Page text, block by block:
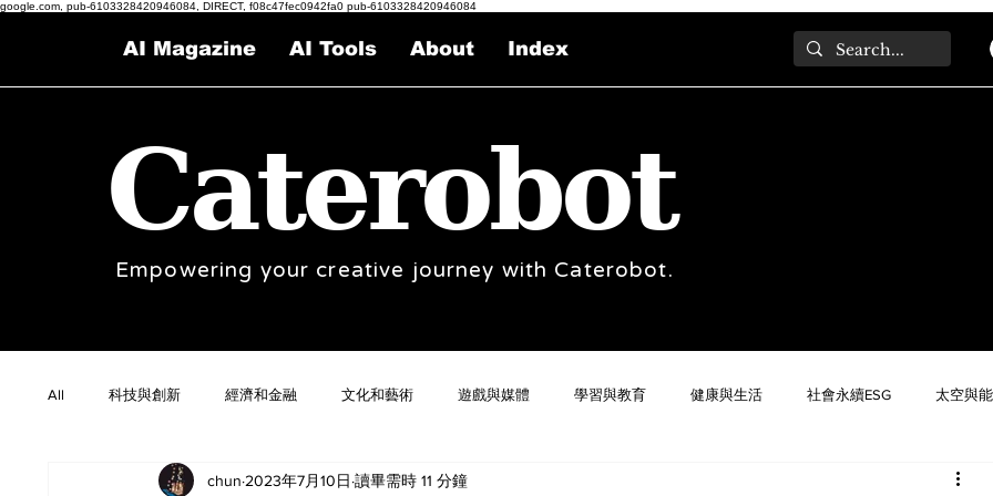
google.com, pub-6103328420946084, DIRECT, f08c47fec0942fa0 pub-6103328420946084
AI Magazine AI Tools About Index
Caterobot
Empowering your creative journey with Caterobot.
All 科技與創新 經濟和金融 文化和藝術 遊戲與媒體 學習與教育 健康與生活 社會永續ESG 太空與
chun 2023年7月10日 讀畢需時 11 分鐘